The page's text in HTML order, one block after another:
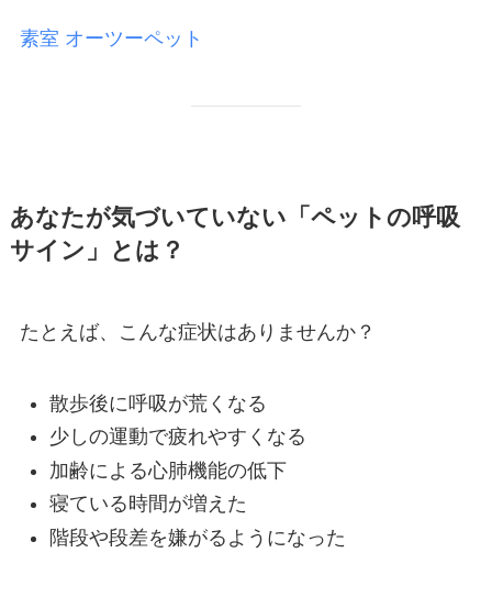
素室 オーツーペット
あなたが気づいていない「ペットの呼吸
サイン」とは？
たとえば、こんな症状はありませんか？
散歩後に呼吸が荒くなる
少しの運動で疲れやすくなる
加齢による心肺機能の低下
寝ている時間が増えた
階段や段差を嫌がるようになった